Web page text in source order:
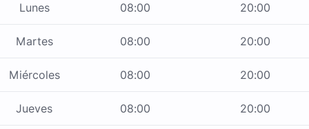
Lunes 08:00 20:00
Martes 08:00 20:00
Miércoles 08:00 20:00
Jueves 08:00 20:00